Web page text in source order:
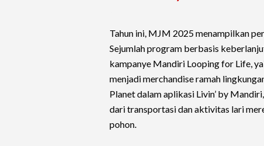
Tahun ini, MJM 2025 menampilkan
Sejumlah program berbasis
kampanye Mandiri Looping for Life,
menjadi merchandise ramah
Planet dalam aplikasi Livin’ by
dari transportasi dan aktivitas lari
pohon.